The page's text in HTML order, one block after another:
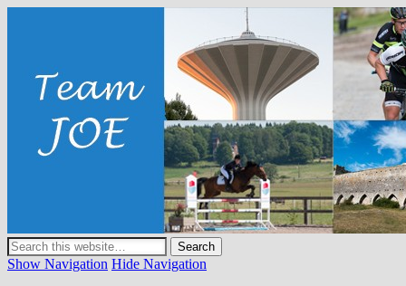
Team JOE
Show Navigation Hide Navigation